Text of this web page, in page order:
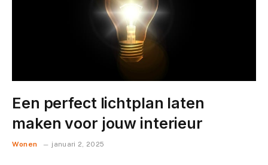
Een perfect lichtplan laten
maken voor jouw interieur
Wonen januari 2, 2025